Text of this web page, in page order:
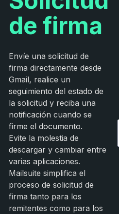
de firma
Envíe una solicitud de
firma directamente desde
Gmail, realice un
seguimiento del estado de
la solicitud y reciba una
notificación cuando se
firme el documento.
Evite la molestia de
descargar y cambiar entre
varias aplicaciones.
Mailsuite simplifica el
proceso de solicitud de
firma tanto para los
remitentes como para los